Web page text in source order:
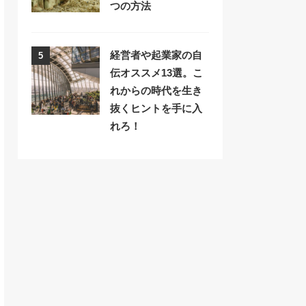
つの方法
5
経営者や起業家の自
伝オススメ13選。こ
れからの時代を生き
抜くヒントを手に入
れろ！